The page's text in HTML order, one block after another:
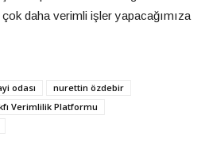
daha verimli işler yapacağımıza
odası
nurettin özdebir
Verimlilik Platformu